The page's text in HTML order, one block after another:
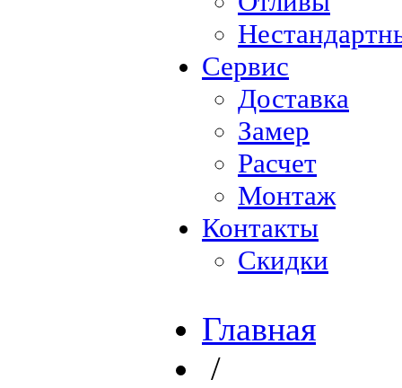
Сервис
Доставка
Замер
Расчет
Монтаж
Контакты
Скидки
Главная
/